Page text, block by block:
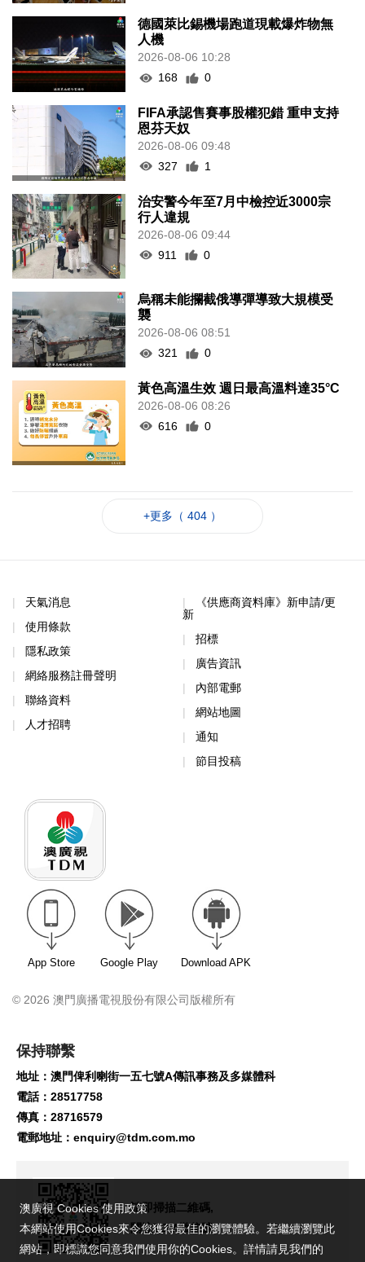
德國萊比錫機場跑道現載爆炸物無
人機
2026-08-06 10:28
168
0
FIFA承認售賽事股權犯錯 重申支持
恩芬天奴
2026-08-06 09:48
327
1
治安警今年至7月中檢控近3000宗
行人違規
2026-08-06 09:44
911
0
烏稱未能攔截俄導彈導致大規模受
襲
2026-08-06 08:51
321
0
黃色高溫生效 週日最高溫料達35°C
2026-08-06 08:26
616
0
+更多（ 404 ）
天氣消息
使用條款
隱私政策
網絡服務註冊聲明
聯絡資料
人才招聘
《供應商資料庫》新申請/更
新
招標
廣告資訊
內部電郵
網站地圖
通知
節目投稿
App Store Google Play Download APK
© 2026 澳門廣播電視股份有限公司版權所有
保持聯繫
地址：澳門俾利喇街一五七號A傳訊事務及多媒體科
電話：28517758
傳真：28716579
電郵地址： enquiry@tdm.com.mo
請即掃描二維碼,
關注TDM微信號!
澳廣視 Cookies 使用政策
本網站使用Cookies來令您獲得最佳的瀏覽體驗。若繼續瀏覽此
網站，即標識您同意我們使用你的Cookies。詳情請見我們的